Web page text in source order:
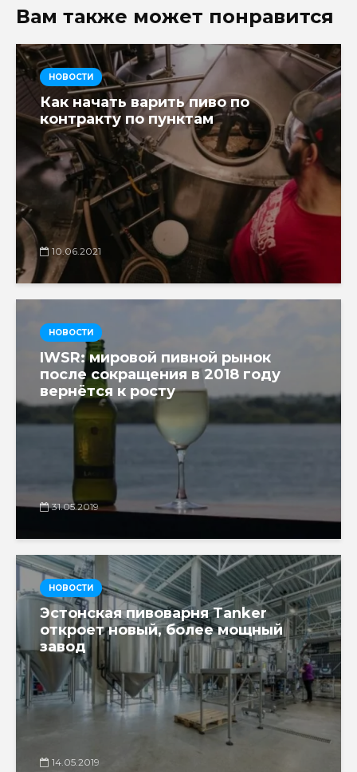
Вам также может понравится
НОВОСТИ
Как начать варить пиво по
контракту по пунктам
10.06.2021
НОВОСТИ
IWSR: мировой пивной рынок
после сокращения в 2018 году
вернётся к росту
31.05.2019
НОВОСТИ
Эстонская пивоварня Tanker
откроет новый, более мощный
завод
14.05.2019